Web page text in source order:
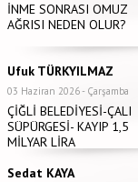
İNME SONRASI OMUZ
AĞRISI NEDEN OLUR?
Ufuk TÜRKYILMAZ
03 Haziran 2026 - Çarşamba
ÇİĞLİ BELEDİYESİ-ÇALI
SÜPÜRGESİ- KAYIP 1,5
MİLYAR LİRA
Sedat KAYA